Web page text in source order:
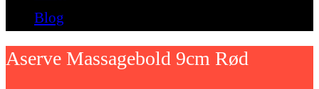
Blog
Aserve Massagebold 9cm Rød